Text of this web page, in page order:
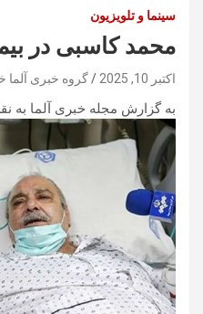
سینما و تلویزیون
محمد کاسبی در
اکتبر 10, 2025 گروه خبری آلما
به گزارش مجله خبری آلما به